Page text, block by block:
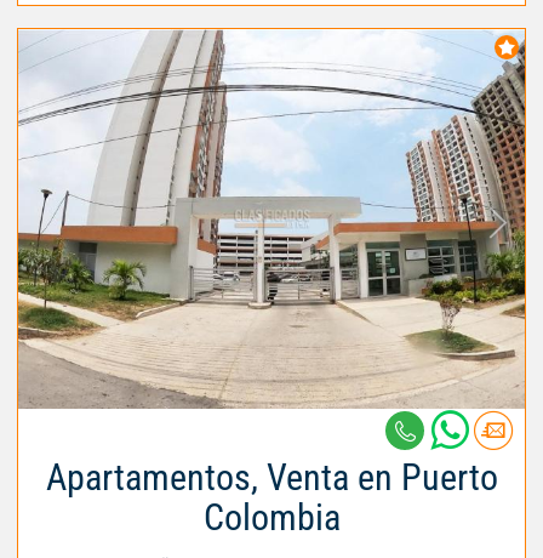
Apartamentos, Venta en Puerto
Colombia